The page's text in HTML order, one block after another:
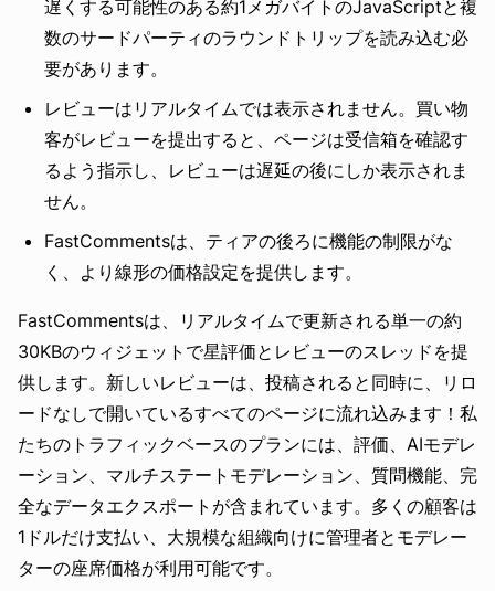
遅くする可能性のある約1メガバイトのJavaScriptと複
数のサードパーティのラウンドトリップを読み込む必
要があります。
レビューはリアルタイムでは表示されません。買い物
客がレビューを提出すると、ページは受信箱を確認す
るよう指示し、レビューは遅延の後にしか表示されま
せん。
FastCommentsは、ティアの後ろに機能の制限がな
く、より線形の価格設定を提供します。
FastCommentsは、リアルタイムで更新される単一の約
30KBのウィジェットで星評価とレビューのスレッドを提
供します。新しいレビューは、投稿されると同時に、リロ
ードなしで開いているすべてのページに流れ込みます！私
たちのトラフィックベースのプランには、評価、AIモデレ
ーション、マルチステートモデレーション、質問機能、完
全なデータエクスポートが含まれています。多くの顧客は
1ドルだけ支払い、大規模な組織向けに管理者とモデレー
ターの座席価格が利用可能です。